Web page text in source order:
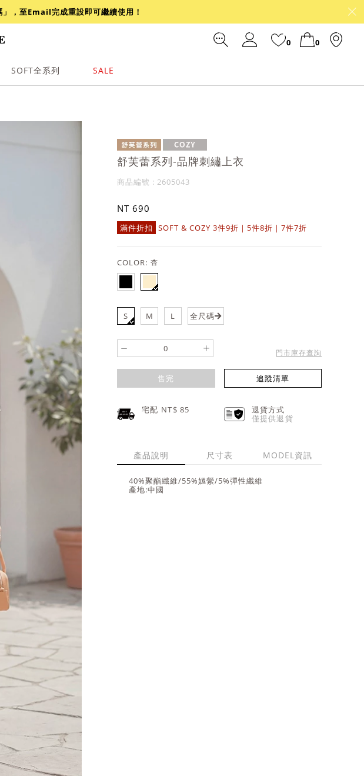
，至Email完成重設即可繼續使用！
0 0
SOFT全系列 SALE
舒芙蕾系列-品牌刺繡上衣
商品編號 : 2605043
NT 690
滿件折扣 SOFT & COZY 3件9折｜5件8折｜7件7折
COLOR: 杏
S M L 全尺碼
- + 門市庫存查詢
售完 追蹤清單
宅配 NT$85
退貨方式
僅提供退貨
產品說明 尺寸表 MODEL資訊
40%聚酯纖維/55%嫘縈/5%彈性纖維
產地:中國